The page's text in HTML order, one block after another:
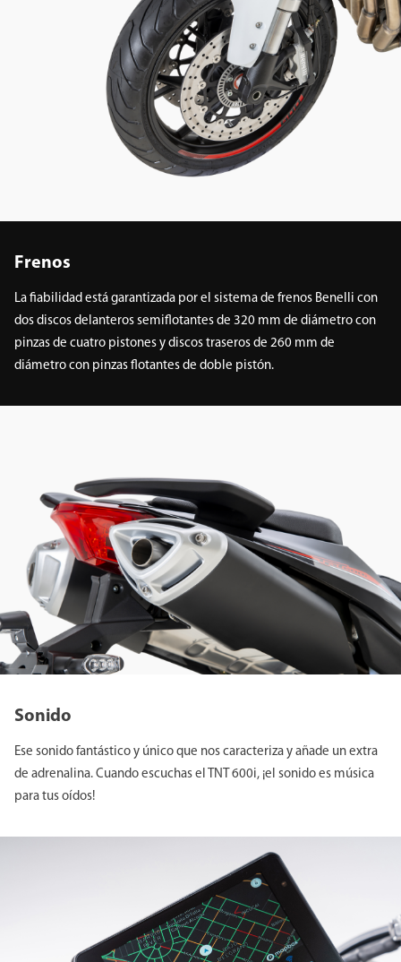
Frenos
La fiabilidad está garantizada por el sistema de frenos Benelli con
dos discos delanteros semiflotantes de 320 mm de diámetro con
pinzas de cuatro pistones y discos traseros de 260 mm de
diámetro con pinzas flotantes de doble pistón.
Sonido
Ese sonido fantástico y único que nos caracteriza y añade un extra
de adrenalina. Cuando escuchas el TNT 600i, ¡el sonido es música
para tus oídos!